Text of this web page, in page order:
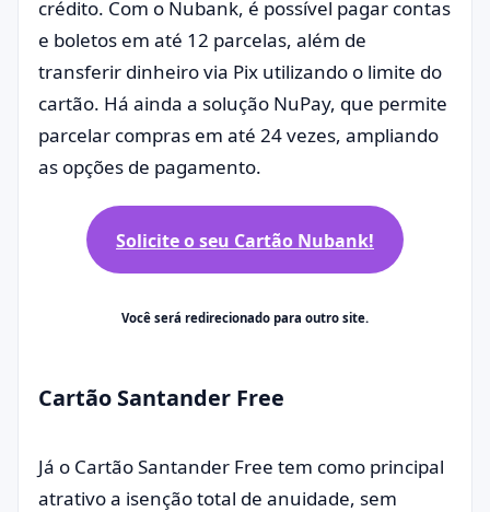
crédito. Com o Nubank, é possível pagar contas
e boletos em até 12 parcelas, além de
transferir dinheiro via Pix utilizando o limite do
cartão. Há ainda a solução NuPay, que permite
parcelar compras em até 24 vezes, ampliando
as opções de pagamento.
Solicite o seu Cartão Nubank!
Você será redirecionado para outro site.
Cartão Santander Free
Já o Cartão Santander Free tem como principal
atrativo a isenção total de anuidade, sem